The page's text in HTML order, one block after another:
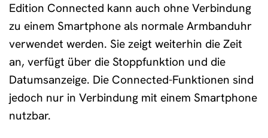
Edition Connected kann auch ohne Verbindung
zu einem Smartphone als normale Armbanduhr
verwendet werden. Sie zeigt weiterhin die Zeit
an, verfügt über die Stoppfunktion und die
Datumsanzeige. Die Connected-Funktionen sind
jedoch nur in Verbindung mit einem Smartphone
nutzbar.